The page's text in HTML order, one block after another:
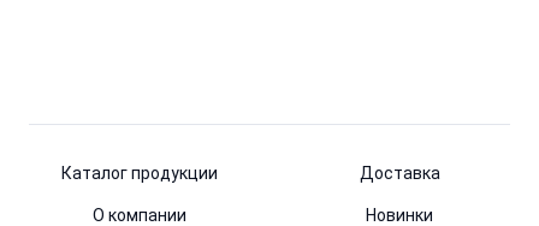
Каталог продукции Доставка
О компании Новинки